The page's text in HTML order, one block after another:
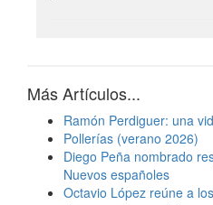
Más Artículos...
Ramón Perdiguer: una
Pollerías (verano 2026)
Diego Peña nombrado
Nuevos españoles
Octavio López reúne a